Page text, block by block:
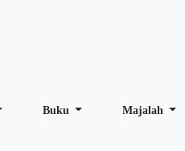
Buku Majalah